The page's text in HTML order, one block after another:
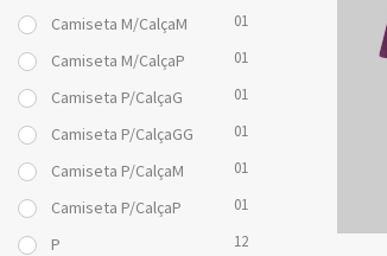
Camiseta M/CalçaM 01
Camiseta M/CalçaP 01
Camiseta P/CalçaG 01
Camiseta P/CalçaGG 01
Camiseta P/CalçaM 01
Camiseta P/CalçaP 01
P 12